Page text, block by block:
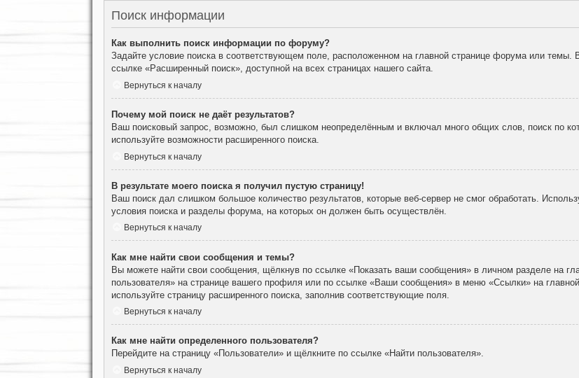
Поиск информации
Как выполнить поиск информации по форуму?
Задайте условие поиска в соответствующем поле, расположенном на главной странице форума или
ссылке «Расширенный поиск», доступной на всех страницах нашего сайта.
Вернуться к началу
Почему мой поиск не даёт результатов?
Ваш поисковый запрос, возможно, был слишком неопределённым и включал много общих слов, поиск по
используйте возможности расширенного поиска.
Вернуться к началу
В результате моего поиска я получил пустую страницу!
Ваш поиск дал слишком большое количество результатов, которые веб-сервер не смог обработать.
условия поиска и разделы форума, на которых он должен быть осуществлён.
Вернуться к началу
Как мне найти свои сообщения и темы?
Вы можете найти свои сообщения, щёлкнув по ссылке «Показать ваши сообщения» в личном разделе на
пользователя» на странице вашего профиля или по ссылке «Ваши сообщения» в меню «Ссылки» на
используйте страницу расширенного поиска, заполнив соответствующие поля.
Вернуться к началу
Как мне найти определенного пользователя?
Перейдите на страницу «Пользователи» и щёлкните по ссылке «Найти пользователя».
Вернуться к началу